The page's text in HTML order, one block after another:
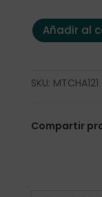
Juego Matcha
Añadir al
SKU: MTCHA121
Compartir